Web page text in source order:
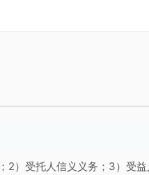
2）受托人信义义务；3）受